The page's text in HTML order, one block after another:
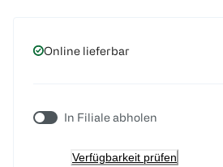
Online lieferbar
In Filiale abholen
Verfügbarkeit prüfen